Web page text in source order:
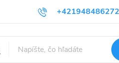
+421948486272
poriadok Kontakty